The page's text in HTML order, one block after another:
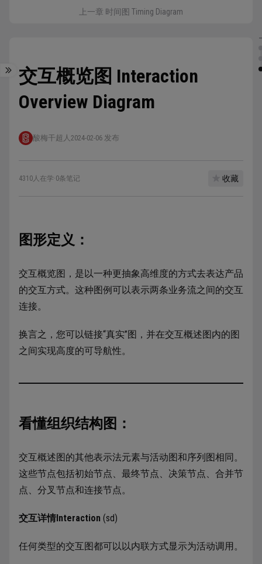
上一章 时间图 Timing Diagram
交互概览图 Interaction
Overview Diagram
酸梅干超人 2024-02-06 发布
4310人在学·0条笔记 收藏
图形定义：
交互概览图，是以一种更抽象高维度的方式去表达产品
的交互方式。这种图例可以表示两条业务流之间的交互
连接。
换言之，您可以链接“真实”图，并在交互概述图内的图
之间实现高度的可导航性。
看懂组织结构图：
交互概述图的其他表示法元素与活动图和序列图相同。
这些节点包括初始节点、最终节点、决策节点、合并节
点、分叉节点和连接节点。
交互详情Interaction (sd)
任何类型的交互图都可以以内联方式显示为活动调用。